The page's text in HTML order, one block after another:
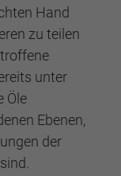
Hand
zu teilen
unter
Öle
Ebenen,
der